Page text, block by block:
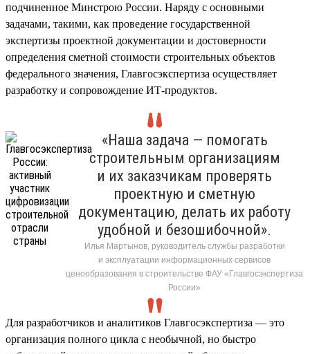
подчиненное Минстрою России. Наряду с основными
задачами, такими, как проведение государственной
экспертизы проектной документации и достоверности
определения сметной стоимости строительных объектов
федерального значения, Главгосэкспертиза осуществляет
разработку и сопровождение ИТ-продуктов.
«Наша задача — помогать
строительным организациям
и их заказчикам проверять
проектную и сметную
документацию, делать их работу
удобной и безошибочной».
Илья Мартынов, руководитель службы разработки
и эксплуатации информационных сервисов
ценообразования в строительстве ФАУ «Главгосэкспертиза
России»
Для разработчиков и аналитиков Главгосэкспертиза — это
организация полного цикла с необычной, но быстро